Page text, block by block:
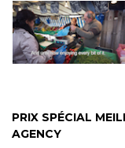
PRIX SPÉCIAL
AGENCY